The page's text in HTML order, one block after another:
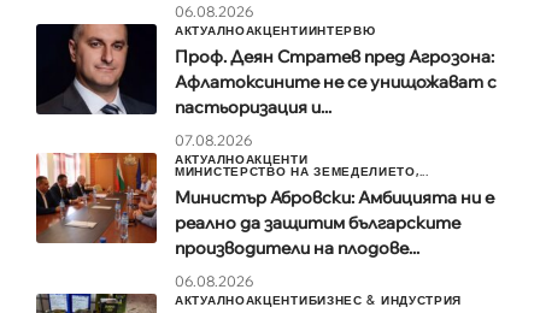
06.08.2026
АКТУАЛНОАКЦЕНТИИНТЕРВЮ
Проф. Деян Стратев пред Агрозона:
Афлатоксините не се унищожават с
пастьоризация и...
07.08.2026
АКТУАЛНОАКЦЕНТИ
МИНИСТЕРСТВО НА ЗЕМЕДЕЛИЕТО,...
Министър Абровски: Амбицията ни е
реално да защитим българските
производители на плодове...
06.08.2026
АКТУАЛНОАКЦЕНТИБИЗНЕС & ИНДУСТРИЯ